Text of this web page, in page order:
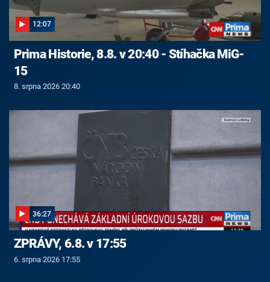
12:07
Prima Historie, 8.8. v 20:40 - Stíhačka MiG-
15
8. srpna 2026 20:40
36:27
ZPRÁVY, 6.8. v 17:55
6. srpna 2026 17:55